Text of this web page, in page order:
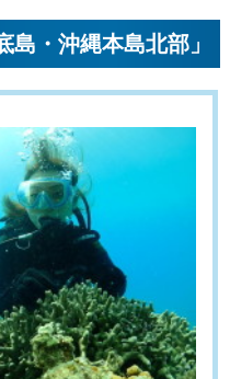
・沖縄本島北部」